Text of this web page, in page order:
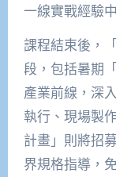
一線實戰經驗
課程結束後，
段，包括暑期
產業前線，深
執行、現場製
計畫」則將招
界規格指導，